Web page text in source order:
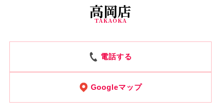
高岡店
TAKAOKA
電話する
Googleマップ